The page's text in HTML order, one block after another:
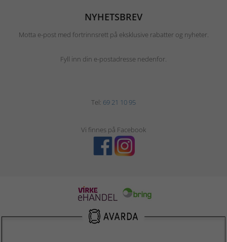
NYHETSBREV
Motta e-post med fortrinnsrett på eksklusive rabatter og nyheter.
Fyll inn din e-postadresse nedenfor.
Tel: 69 21 10 95
Vi finnes på Facebook